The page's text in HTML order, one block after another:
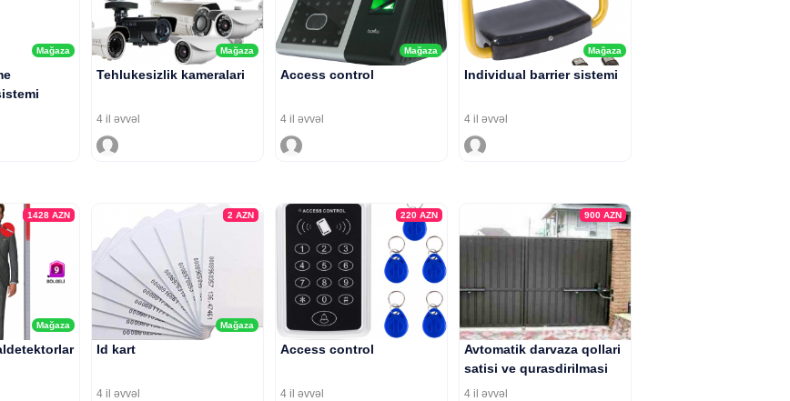
Mağaza Mağaza
Tehlukesizlik kameralari
4 il əvvəl
Mağaza
Access control
4 il əvvəl
Mağaza
Individual barrier sistemi
4 il əvvəl
Mağaza
1428 AZN
Mağaza
2 AZN
Id kart
4 il əvvəl
220 AZN
Access control
4 il əvvəl
900 AZN
Avtomatik darvaza qollari
satisi ve qurasdirilmasi
4 il əvvəl